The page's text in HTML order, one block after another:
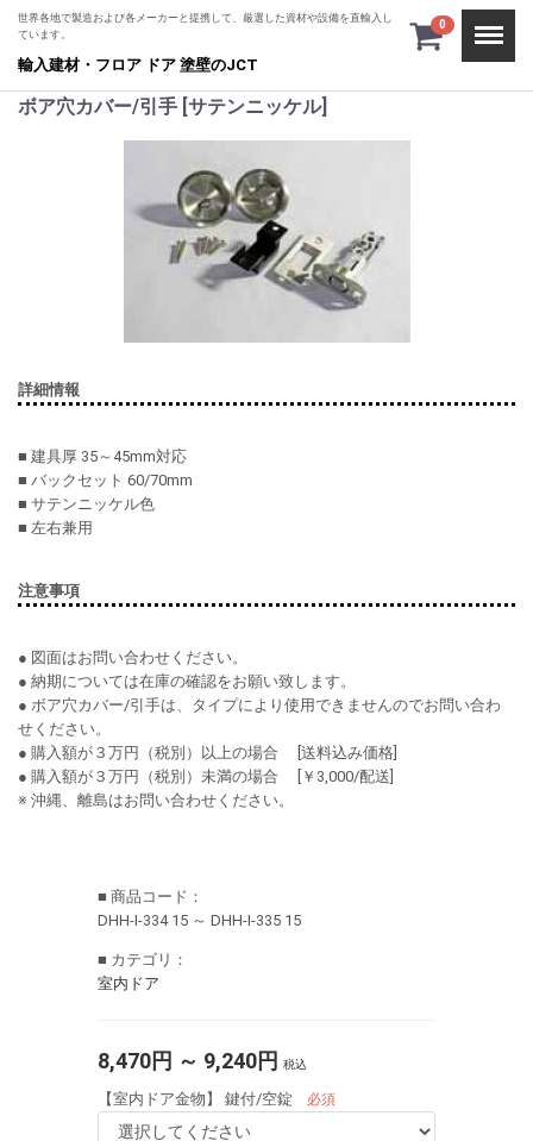
世界各地で製造および各メーカーと提携して、厳選した資材や設備を直輸入し
ています。
輸入建材・フロア ドア 塗壁のJCT
0
ボア穴カバー/引手 [サテンニッケル]
詳細情報
■ 建具厚 35～45mm対応
■ バックセット 60/70mm
■ サテンニッケル色
■ 左右兼用
注意事項
● 図面はお問い合わせください。
● 納期については在庫の確認をお願い致します。
● ボア穴カバー/引手は、タイプにより使用できませんのでお問い合わ
せください。
● 購入額が３万円（税別）以上の場合 [送料込み価格]
● 購入額が３万円（税別）未満の場合 [￥3,000/配送]
※ 沖縄、離島はお問い合わせください。
■ 商品コード：
DHH-I-334 15 ～ DHH-I-335 15
■ カテゴリ：
室内ドア
8,470円 ～ 9,240円 税込
【室内ドア金物】 鍵付/空錠 必須